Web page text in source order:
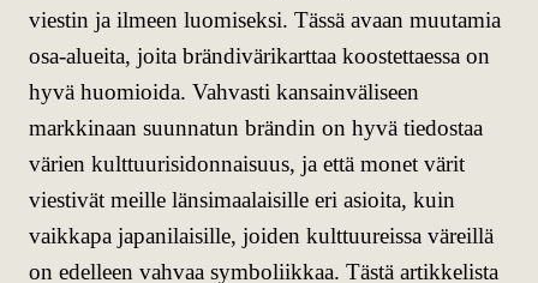
viestin ja ilmeen luomiseksi. Tässä avaan muutamia
osa-alueita, joita brändivärikarttaa koostettaessa on
hyvä huomioida. Vahvasti kansainväliseen
markkinaan suunnatun brändin on hyvä tiedostaa
värien kulttuurisidonnaisuus, ja että monet värit
viestivät meille länsimaalaisille eri asioita, kuin
vaikkapa japanilaisille, joiden kulttuureissa väreillä
on edelleen vahvaa symboliikkaa. Tästä artikkelista